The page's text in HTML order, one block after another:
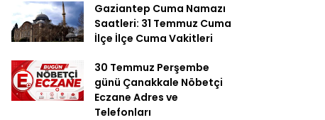
Gaziantep Cuma Namazı
Saatleri: 31 Temmuz Cuma
İlçe İlçe Cuma Vakitleri
30 Temmuz Perşembe
günü Çanakkale Nöbetçi
Eczane Adres ve
Telefonları